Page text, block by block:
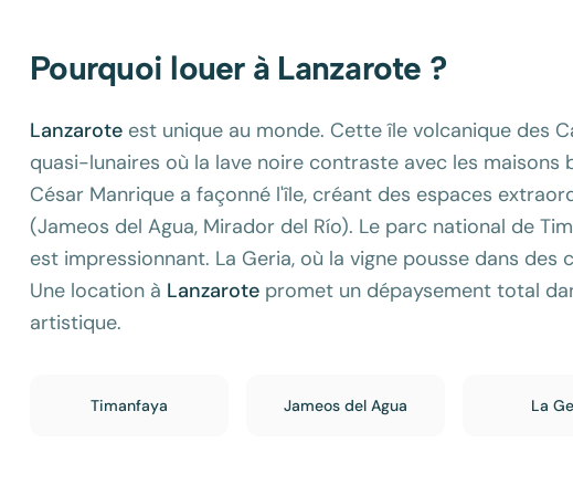
Pourquoi louer à Lanzarote ?
Lanzarote est unique au monde. Cette île volcanique des
quasi-lunaires où la lave noire contraste avec les maisons
César Manrique a façonné l'île, créant des espaces
(Jameos del Agua, Mirador del Río). Le parc national de
est impressionnant. La Geria, où la vigne pousse dans des
Une location à Lanzarote promet un dépaysement total
artistique.
Timanfaya Jameos del Agua La